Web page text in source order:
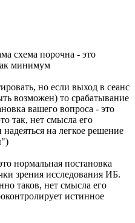
схема порочна - это
минимум
но если выход в сеанс
возможен) то срабатывание
вашего вопроса - это
так, нет смысла его
на легкое решение
нормальная постановка
зрения исследования ИБ.
таков, нет смысла его
истинное